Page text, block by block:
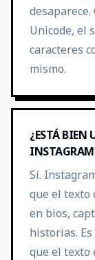
Unicode, el
caracteres
mismo.
¿ESTÁ BIEN
Sí.
que el texto
en bios,
historias.
que el texto